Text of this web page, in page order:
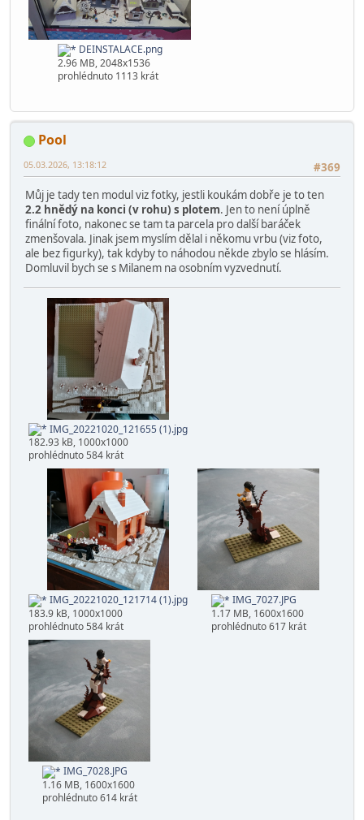
DEINSTALACE.png
2.96 MB, 2048x1536
prohlédnuto 1113 krát
Pool
#369
05.03.2026, 13:18:12
Můj je tady ten modul viz fotky, jestli koukám dobře je to ten
2.2 hnědý na konci (v rohu) s plotem. Jen to není úplně
finální foto, nakonec se tam ta parcela pro další baráček
zmenšovala. Jinak jsem myslím dělal i někomu vrbu (viz foto,
ale bez figurky), tak kdyby to náhodou někde zbylo se hlásím.
Domluvil bych se s Milanem na osobním vyzvednutí.
IMG_20221020_121655 (1).jpg
182.93 kB, 1000x1000
prohlédnuto 584 krát
IMG_20221020_121714 (1).jpg
183.9 kB, 1000x1000
prohlédnuto 584 krát
IMG_7027.JPG
1.17 MB, 1600x1600
prohlédnuto 617 krát
IMG_7028.JPG
1.16 MB, 1600x1600
prohlédnuto 614 krát